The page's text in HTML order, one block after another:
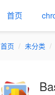
首页
首页 未分类